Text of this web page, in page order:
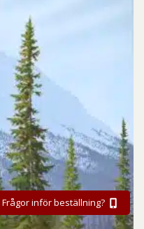
Frågor inför beställning?